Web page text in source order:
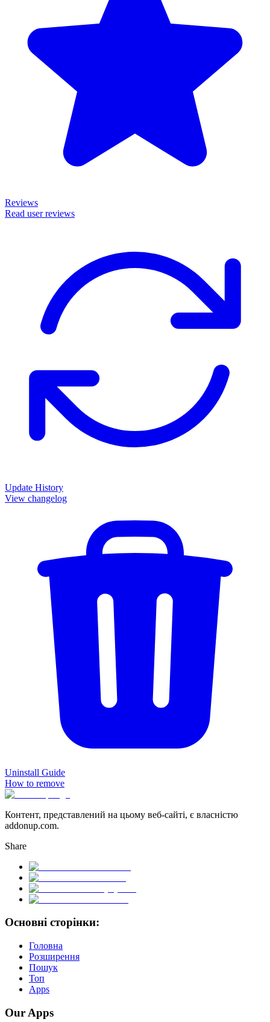
Reviews
Read user reviews
Update History
View changelog
Uninstall Guide
How to remove
Контент, представлений на цьому веб-сайті, є власністю
addonup.com.
Share
Основні сторінки:
Головна
Розширення
Пошук
Топ
Apps
Our Apps